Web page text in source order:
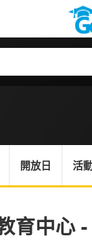
開放日 活
育中心 -